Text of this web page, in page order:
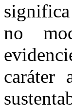
no
caráter